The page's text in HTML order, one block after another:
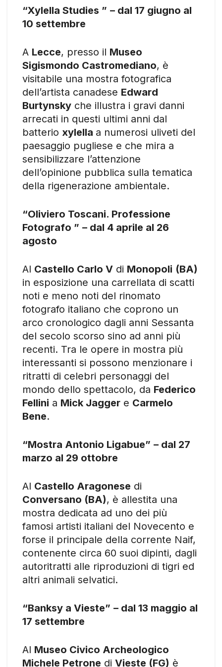
“Xylella Studies ” – dal 17 giugno al
10 settembre
A Lecce, presso il Museo
Sigismondo Castromediano, è
visitabile una mostra fotografica
dell’artista canadese Edward
Burtynsky che illustra i gravi danni
arrecati in questi ultimi anni dal
batterio xylella a numerosi uliveti del
paesaggio pugliese e che mira a
sensibilizzare l’attenzione
dell’opinione pubblica sulla tematica
della rigenerazione ambientale.
“Oliviero Toscani. Professione
Fotografo ” – dal 4 aprile al 26
agosto
Al Castello Carlo V di Monopoli (BA)
in esposizione una carrellata di scatti
noti e meno noti del rinomato
fotografo italiano che coprono un
arco cronologico dagli anni Sessanta
del secolo scorso sino ad anni più
recenti. Tra le opere in mostra più
interessanti si possono menzionare i
ritratti di celebri personaggi del
mondo dello spettacolo, da Federico
Fellini a Mick Jagger e Carmelo
Bene.
“Mostra Antonio Ligabue” – dal 27
marzo al 29 ottobre
Al Castello Aragonese di
Conversano (BA), è allestita una
mostra dedicata ad uno dei più
famosi artisti italiani del Novecento e
forse il principale della corrente Naif,
contenente circa 60 suoi dipinti, dagli
autoritratti alle riproduzioni di tigri ed
altri animali selvatici.
“Banksy a Vieste” – dal 13 maggio al
17 settembre
Al Museo Civico Archeologico
Michele Petrone di Vieste (FG) è